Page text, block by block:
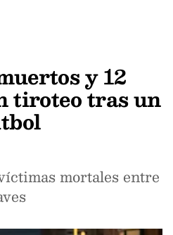
y 12
tiroteo tras un
mortales entre